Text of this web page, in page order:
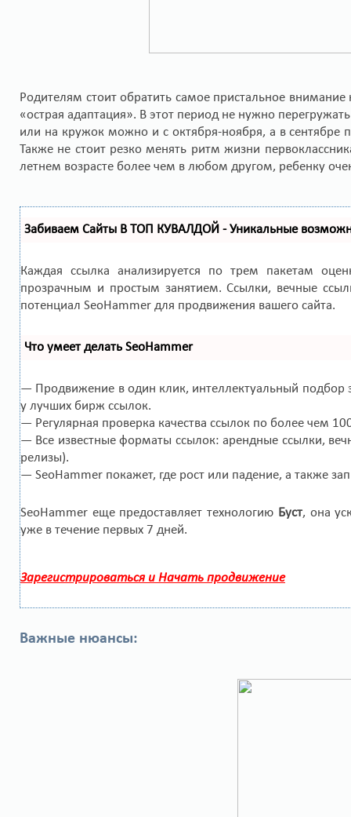
Родителям стоит обратить самое пристальное
«острая адаптация». В этот период не нужно
или на кружок можно и с октября-ноября, а в сентябре
Также не стоит резко менять ритм жизни
летнем возрасте более чем в любом другом, ребенку
Забиваем Сайты В ТОП КУВАЛДОЙ - Уникальные
Каждая ссылка анализируется по трем пакетам
прозрачным и простым занятием. Ссылки, вечные
потенциал SeoHammer для продвижения вашего сайта.
Что умеет делать SeoHammer
— Продвижение в один клик, интеллектуальный подбор
у лучших бирж ссылок.
— Регулярная проверка качества ссылок по более чем
— Все известные форматы ссылок: арендные ссылки,
релизы).
— SeoHammer покажет, где рост или падение, а также
SeoHammer еще предоставляет технологию Буст, она
уже в течение первых 7 дней.
Зарегистрироваться и Начать продвижение
Важные нюансы: